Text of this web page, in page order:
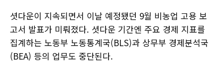
셧다운이 지속되면서 이날 예정됐던 9월 비농업 고용 보
고서 발표가 미뤄졌다. 셧다운 기간엔 주요 경제 지표를
집계하는 노동부 노동통계국(BLS)과 상무부 경제분석국
(BEA) 등의 업무도 중단된다.